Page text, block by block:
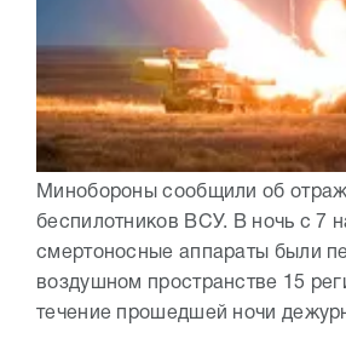
Минобороны сообщили об
беспилотников ВСУ. В ночь с 7
смертоносные аппараты были
воздушном пространстве 15
течение прошедшей ночи